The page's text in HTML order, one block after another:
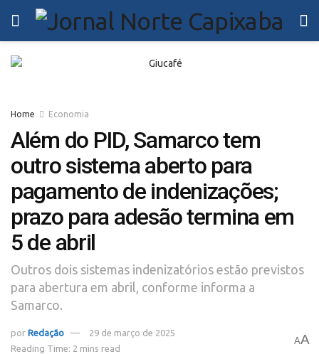
Home Economia
Além do PID, Samarco tem
outro sistema aberto para
pagamento de indenizações;
prazo para adesão termina em
5 de abril
Outros dois sistemas indenizatórios estão previstos
para abertura em abril, conforme informa a
Samarco.
por Redação
29 de março de 2025
Reading Time: 2 mins read
AA